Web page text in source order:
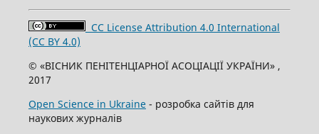
CC License Attribution 4.0 International
(CC BY 4.0)
© «ВІСНИК ПЕНІТЕНЦІАРНОЇ АСОЦІАЦІЇ УКРАЇНИ» ,
2017
Open Science in Ukraine- розробка сайтів для
наукових журналів